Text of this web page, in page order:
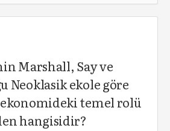
Marshall, Say ve
Neoklasik ekole göre
temel rolü
hangisidir?